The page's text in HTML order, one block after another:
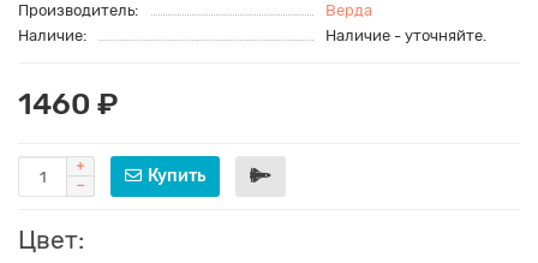
Производитель:
Верда
Наличие:
Наличие - уточняйте.
1460 ₽
Купить
Цвет: